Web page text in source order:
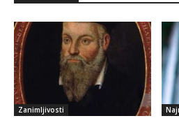
Zanimljivosti